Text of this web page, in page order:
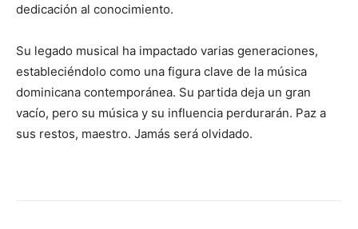
dedicación al conocimiento.
Su legado musical ha impactado varias generaciones,
estableciéndolo como una figura clave de la música
dominicana contemporánea. Su partida deja un gran
vacío, pero su música y su influencia perdurarán. Paz a
sus restos, maestro. Jamás será olvidado.